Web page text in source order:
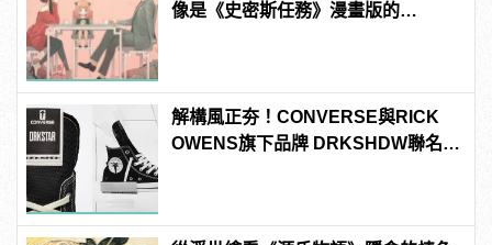
像是《史密斯任務》漫畫版的
解構風正夯！CONVERSE與RICK
OWENS旗下品牌 DRKSHDW聯名，